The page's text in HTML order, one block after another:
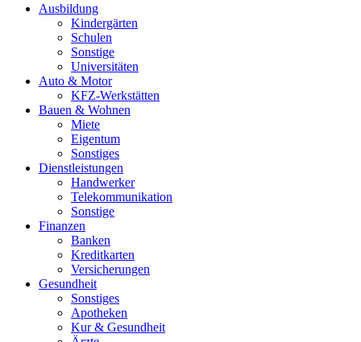
Ausbildung
Kindergärten
Schulen
Sonstige
Universitäten
Auto & Motor
KFZ-Werkstätten
Bauen & Wohnen
Miete
Eigentum
Sonstiges
Dienstleistungen
Handwerker
Telekommunikation
Sonstige
Finanzen
Banken
Kreditkarten
Versicherungen
Gesundheit
Sonstiges
Apotheken
Kur & Gesundheit